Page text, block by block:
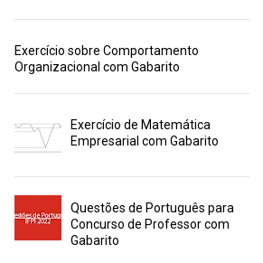
Exercício sobre Comportamento
Organizacional com Gabarito
Exercício de Matemática
Empresarial com Gabarito
Questões de Português para
Concurso de Professor com
Gabarito